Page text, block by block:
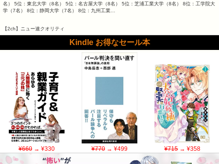
名） 5位：東北大学（8名） 5位：名古屋大学（8名） 5位：芝浦工業大学（8名） 8位：工学院大
学（7名） 8位：静岡大学（7名） 8位：九州工業…
【2ch】ニュー速クオリティ
Kindle お得なセール本
¥660→ ¥330 ¥770→ ¥499 ¥715→ ¥358